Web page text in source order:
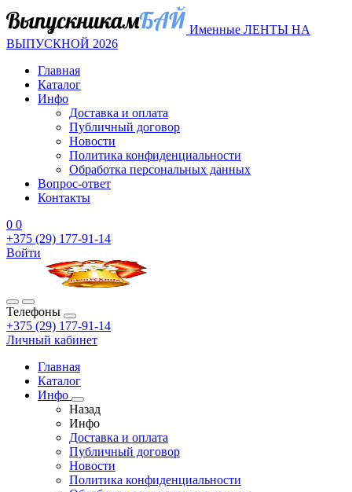
Именные ЛЕНТЫ НА
ВЫПУСКНОЙ 2026
Главная
Каталог
Инфо
Доставка и оплата
Публичный договор
Новости
Политика конфиденциальности
Обработка персональных данных
Вопрос-ответ
Контакты
0 0
+375 (29) 177-91-14
Войти
Телефоны
+375 (29) 177-91-14
Личный кабинет
Главная
Каталог
Инфо
Назад
Инфо
Доставка и оплата
Публичный договор
Новости
Политика конфиденциальности